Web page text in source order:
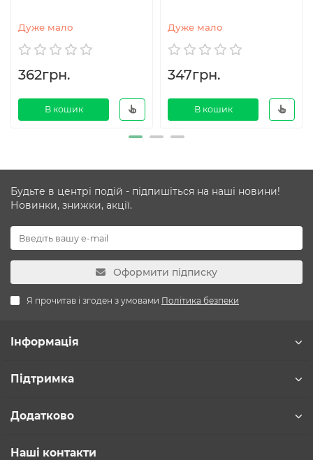
Дуже мало
362грн.
В кошик
Дуже мало
347грн.
В кошик
Будьте в центрі подій - підпишіться на наші новини!
Новинки, знижки, акції.
Оформити підписку
Я прочитав і згоден з умовами Політика безпеки
Інформація
Підтримка
Додатково
Наші контакти